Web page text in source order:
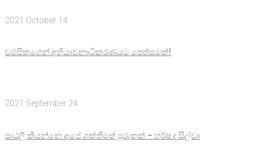
2021 October 14
චම්පිකගෙන් අභියාචනාධිකරණයට පෙත්සමක්!
2021 September 24
පාඨලී කියන්නෙ අපේ ශක්තිමත් පුරුකක් – හර්ෂ ද සිල්වා